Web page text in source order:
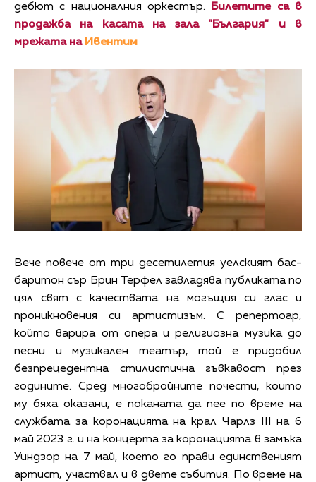
дебют с националния оркестър.
Билетите са в
продажба на касата на зала "България" и в
мрежата на Ивентим
Вече повече от три десетилетия уелският бас-
баритон сър Брин Терфел завладява публиката по
цял свят с качествата на могъщия си глас и
проникновения си артистизъм. С репертоар,
който варира от опера и религиозна музика до
песни и музикален театър, той е придобил
безпрецедентна стилистична гъвкавост през
годините. Сред многобройните почести, които
му бяха оказани, е поканата да пее по време на
службата за коронацията на крал Чарлз III на 6
май 2023 г. и на концерта за коронацията в замъка
Уиндзор на 7 май, което го прави единственият
артист, участвал и в двете събития. По време на